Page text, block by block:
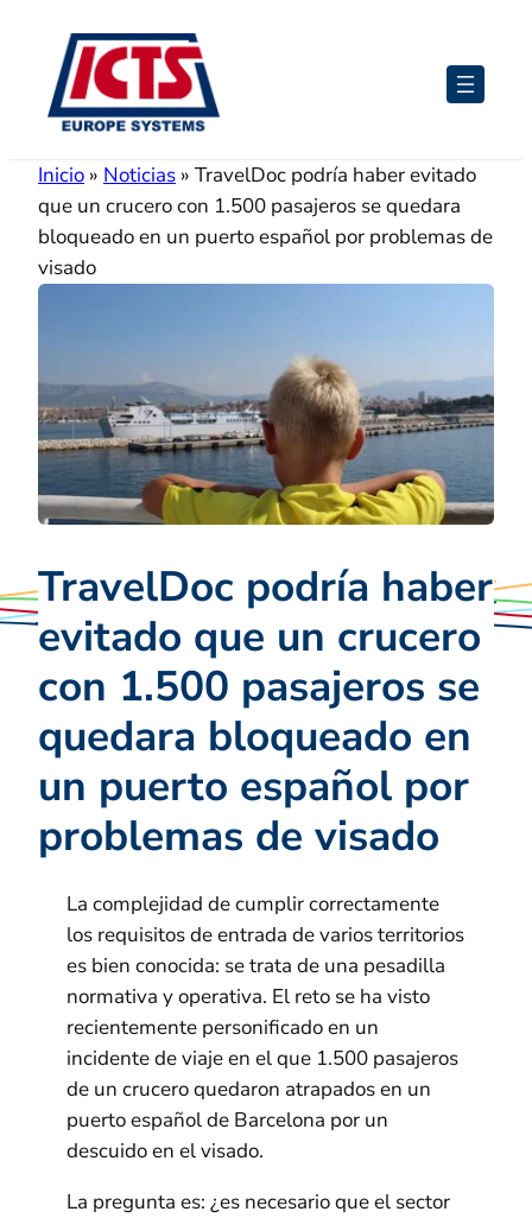
contenido
Inicio » Noticias » TravelDoc podría haber evitado
que un crucero con 1.500 pasajeros se quedara
bloqueado en un puerto español por problemas de
visado
TravelDoc podría haber
evitado que un crucero
con 1.500 pasajeros se
quedara bloqueado en
un puerto español por
problemas de visado
La complejidad de cumplir correctamente
los requisitos de entrada de varios territorios
es bien conocida: se trata de una pesadilla
normativa y operativa. El reto se ha visto
recientemente personificado en un
incidente de viaje en el que 1.500 pasajeros
de un crucero quedaron atrapados en un
puerto español de Barcelona por un
descuido en el visado.
La pregunta es: ¿es necesario que el sector